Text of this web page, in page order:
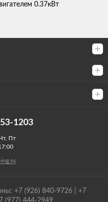
0.37кВт
1203
Пт
ing.ru
+7 (926) 840-9726 | +7
(977) 444-2949